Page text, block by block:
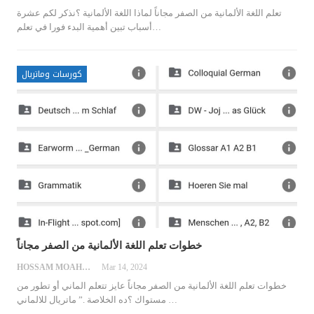
تعلم اللغة الألمانية من الصفر مجاناً لماذا اللغة الألمانية ؟نذكر لكم عشرة
أسباب تبين أهمية البدء فورا في تعلم
كورسات وماتريال
خطوات تعلم اللغة الألمانية من الصفر مجاناً
HOSSAM MOAHMED Mar 14, 2024
خطوات تعلم اللغة الألمانية من الصفر مجاناً عايز تتعلم الماني أو تطور من